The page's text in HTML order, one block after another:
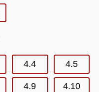
4.4 4.5
4.9 4.10